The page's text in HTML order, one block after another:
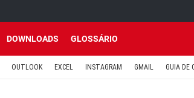
DOWNLOADS GLOSSÁRIO
OUTLOOK EXCEL INSTAGRAM GMAIL GUIA DE